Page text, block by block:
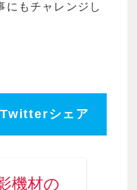
にもチャレンジし
Twitterシェア
機材の